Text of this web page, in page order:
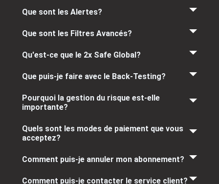
Que sont les Alertes?
Que sont les Filtres Avancés?
Qu'est-ce que le 2x Safe Global?
Que puis-je faire avec le Back-Testing?
Pourquoi la gestion du risque est-elle
importante?
Quels sont les modes de paiement que vous
acceptez?
Comment puis-je annuler mon abonnement?
Comment puis-je contacter le service client?